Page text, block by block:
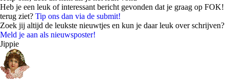
Heb je een leuk of interessant bericht gevonden dat je graag op FOK!
terug ziet? Tip ons dan via de submit!
Zoek jij altijd de leukste nieuwtjes en kun je daar leuk over schrijven?
Meld je aan als nieuwsposter!
Jippie